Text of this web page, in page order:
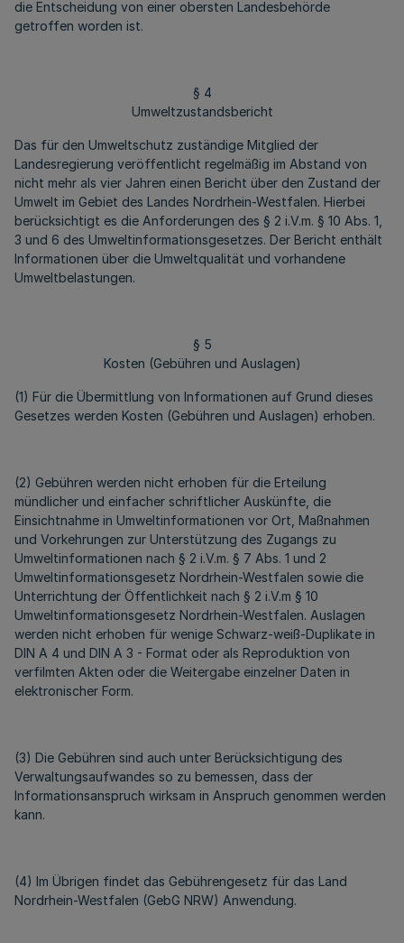
die Entscheidung von einer obersten Landesbehörde
getroffen worden ist.
§ 4
Umweltzustandsbericht
Das für den Umweltschutz zuständige Mitglied der
Landesregierung veröffentlicht regelmäßig im Abstand von
nicht mehr als vier Jahren einen Bericht über den Zustand der
Umwelt im Gebiet des Landes Nordrhein-Westfalen. Hierbei
berücksichtigt es die Anforderungen des § 2 i.V.m. § 10 Abs. 1,
3 und 6 des Umweltinformationsgesetzes. Der Bericht enthält
Informationen über die Umweltqualität und vorhandene
Umweltbelastungen.
§ 5
Kosten (Gebühren und Auslagen)
(1) Für die Übermittlung von Informationen auf Grund dieses
Gesetzes werden Kosten (Gebühren und Auslagen) erhoben.
(2) Gebühren werden nicht erhoben für die Erteilung
mündlicher und einfacher schriftlicher Auskünfte, die
Einsichtnahme in Umweltinformationen vor Ort, Maßnahmen
und Vorkehrungen zur Unterstützung des Zugangs zu
Umweltinformationen nach § 2 i.V.m. § 7 Abs. 1 und 2
Umweltinformationsgesetz Nordrhein-Westfalen sowie die
Unterrichtung der Öffentlichkeit nach § 2 i.V.m § 10
Umweltinformationsgesetz Nordrhein-Westfalen. Auslagen
werden nicht erhoben für wenige Schwarz-weiß-Duplikate in
DIN A 4 und DIN A 3 - Format oder als Reproduktion von
verfilmten Akten oder die Weitergabe einzelner Daten in
elektronischer Form.
(3) Die Gebühren sind auch unter Berücksichtigung des
Verwaltungsaufwandes so zu bemessen, dass der
Informationsanspruch wirksam in Anspruch genommen werden
kann.
(4) Im Übrigen findet das Gebührengesetz für das Land
Nordrhein-Westfalen (GebG NRW) Anwendung.